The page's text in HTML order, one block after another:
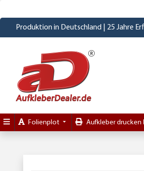
Produktion in Deutschland | 25 Jahre
Folienplot Aufkleber drucken